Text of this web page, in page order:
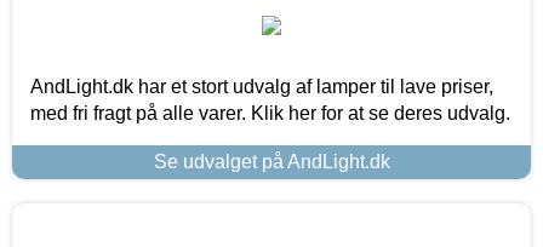
AndLight.dk har et stort udvalg af lamper til lave priser,
med fri fragt på alle varer. Klik her for at se deres udvalg.
Se udvalget på AndLight.dk